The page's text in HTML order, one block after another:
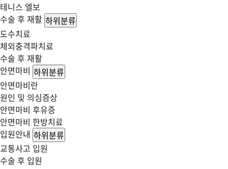
테니스 엘보
수술 후 재활 하위분류
도수치료
체외충격파치료
수술 후 재활
안면마비 하위분류
안면마비란
원인 및 의심증상
안면마비 후유증
안면마비 한방치료
입원안내 하위분류
교통사고 입원
수술 후 입원